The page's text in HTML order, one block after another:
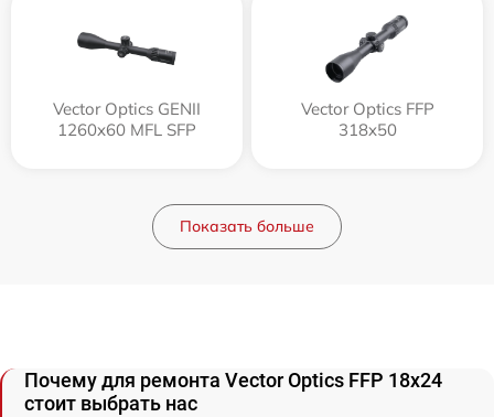
Vector Optics GENII
1260x60 MFL SFP
Vector Optics FFP
318x50
Показать больше
Почему для ремонта Vector Optics FFP 18x24
стоит выбрать нас